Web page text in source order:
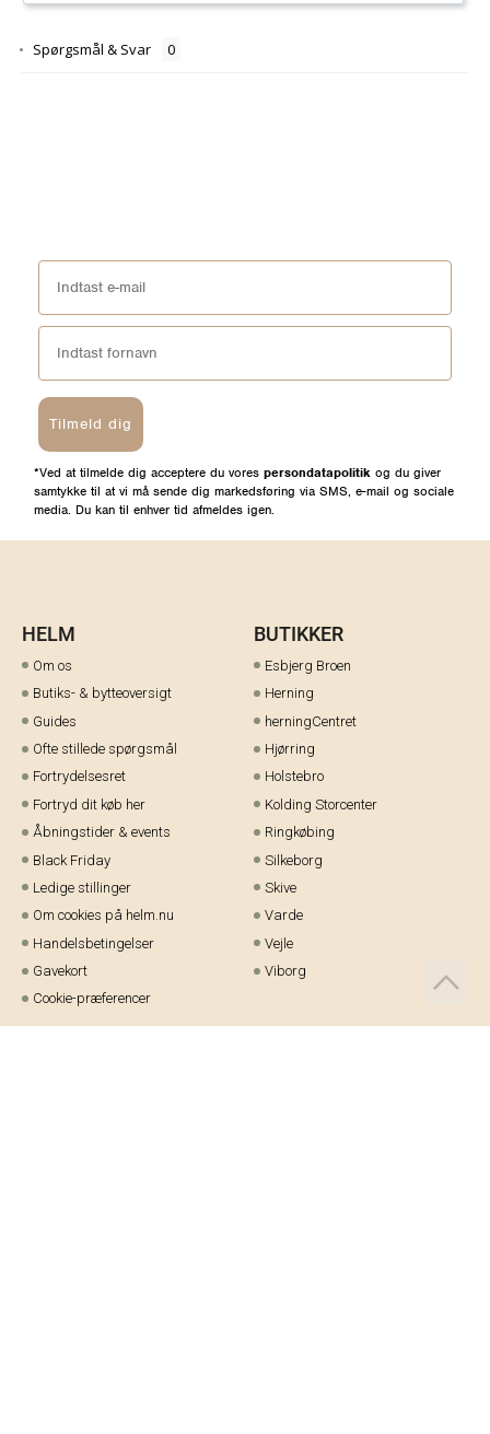
Spørgsmål & Svar
Tilmeld dig
*Ved at tilmelde dig acceptere du vores persondatapolitik og du giver
samtykke til at vi må sende dig markedsføring via SMS, e-mail og sociale
media. Du kan til enhver tid afmeldes igen.
HELM
Om os
Butiks- & bytteoversigt
Guides
Ofte stillede spørgsmål
Fortrydelsesret
Fortryd dit køb her
Åbningstider & events
Black Friday
Ledige stillinger
Om cookies på helm.nu
Handelsbetingelser
Gavekort
Cookie-præferencer
BUTIKKER
Esbjerg Broen
Herning
herningCentret
Hjørring
Holstebro
Kolding Storcenter
Ringkøbing
Silkeborg
Skive
Varde
Vejle
Viborg